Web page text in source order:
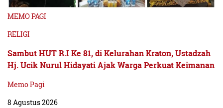
MEMO PAGI
RELIGI
Sambut HUT R.I Ke 81, di Kelurahan Kraton, Ustadzah
Hj. Ucik Nurul Hidayati Ajak Warga Perkuat Keimanan
Memo Pagi
8 Agustus 2026